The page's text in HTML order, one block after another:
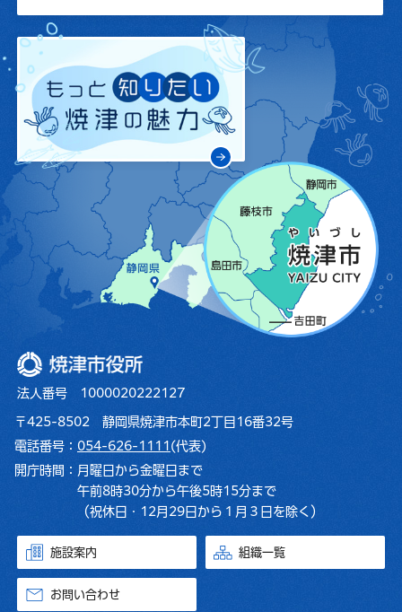
焼津市役所
法人番号 1000020222127
〒425-8502 静岡県焼津市本町2丁目16番32号
電話番号： 054-626-1111 (代表)
開庁時間： 月曜日から金曜日まで
午前8時30分から午後5時15分まで
（祝休日・12月29日から１月３日を除く）
施設案内 組織一覧
お問い合わせ